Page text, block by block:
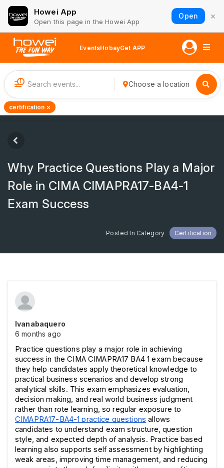
Howei App
Open this page in the Howei App
Open ×
EventsHobayGet APP
1 Choose a location
certification ×
Why Practice Questions Play a Major
Role in CIMA CIMAPRA17-BA4-1
Exam Success
Posted In Category Certification
Ivanabaquero
6 months ago
Practice questions play a major role in achieving
success in the CIMA CIMAPRA17 BA4 1 exam because
they help candidates apply theoretical knowledge to
practical business scenarios and develop strong
analytical skills. This exam emphasizes evaluation,
decision making, and real world business judgment
CIMAPRA17-BA4-1 practice questions allows
candidates to understand exam structure, question
style, and expected depth of analysis. Practice based
learning also supports self assessment by highlighting
weak areas, improving time management, and reducing